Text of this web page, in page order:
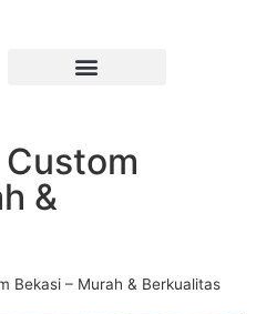
&
Bekasi – Murah & Berkualitas